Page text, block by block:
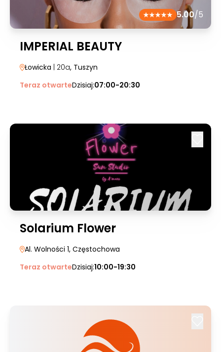
5.00/5
IMPERIAL BEAUTY
Łowicka | 20a, Tuszyn
Teraz otwarteDzisiaj:07:00-20:30
Solarium Flower
Al. Wolności 1, Częstochowa
Teraz otwarteDzisiaj:10:00-19:30